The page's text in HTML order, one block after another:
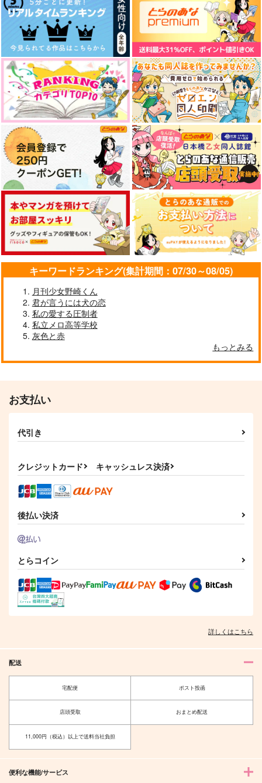
キーワードランキング(集計期間：07/30～08/05)
月刊少女野崎くん
君が言うには犬の恋
私の愛する圧制者
私立メロ高等学校
灰色と赤
もっとみる
お支払い
代引き
クレジットカード キャッシュレス決済
後払い決済
とらコイン
詳しくはこちら
配送
宅配便 ポスト投函
店頭受取 おまとめ配送
11,000円（税込）以上で送料当社負担
便利な機能/サービス